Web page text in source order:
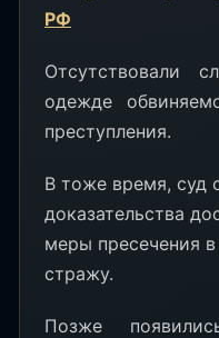
Отсутствовали
одежде
преступления.
В тоже время, суд
доказательства
меры пресечения
стражу.
Позже